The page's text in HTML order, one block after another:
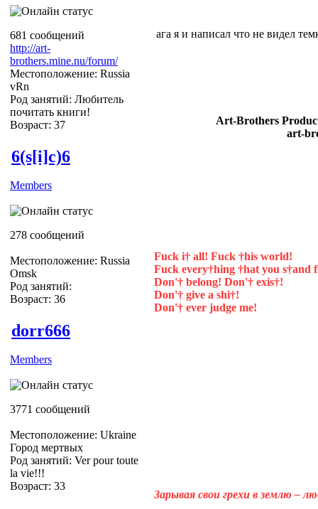
681 сообщений
http://art-
brothers.mine.nu/forum/
Местоположение: Russia
vRn
Род занятий: Любитель
почитать книги!
Возраст: 37
ага я и написал что не видел
Art-Brothers
art-
6(s[i]c)6
Members
278 сообщений
Местоположение: Russia
Omsk
Род занятий:
Возраст: 36
Fuck i† all! Fuck †his world!
Fuck every†hing †hat you s†and
Don'† belong! Don'† exis†!
Don'† give a shi†!
Don'† ever judge me!
dorr666
Members
3771 сообщений
Местоположение: Ukraine
Город мертвых
Род занятий: Ver pour toute
la vie!!!
Возраст: 33
Зарывая свои грехи в землю –